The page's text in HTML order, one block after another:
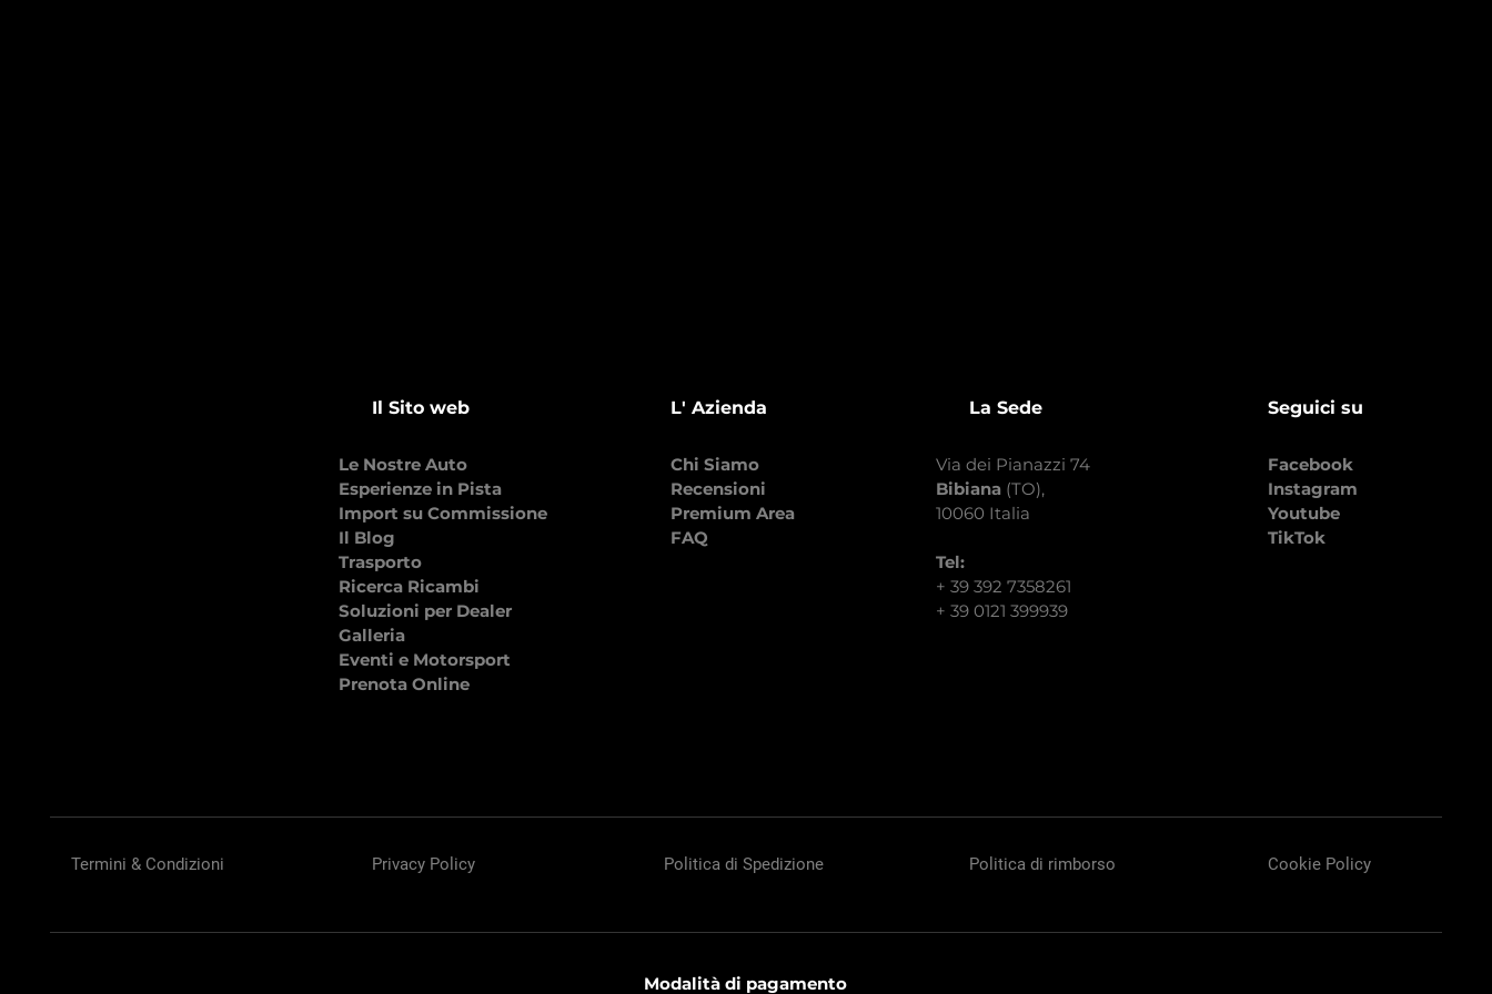
Il Sito web
Le Nostre Auto
Esperienze in Pista
Import su Commissione
Il Blog
Trasporto
Ricerca Ricambi
Soluzioni per Dealer
Galleria
Eventi e Motorsport
Prenota Online
L' Azienda
Chi Siamo
Recensioni
Premium Area
FAQ
La Sede
Via dei Pianazzi 74
Bibiana (TO),
10060 Italia
Tel:
+ 39 392 7358261
+ 39 0121 399939
Seguici su
Facebook
Instagram
Youtube
TikTok
Termini & Condizioni Privacy Policy Politica di Spedizione Politica di rimborso Cookie Policy
Modalità di pagamento